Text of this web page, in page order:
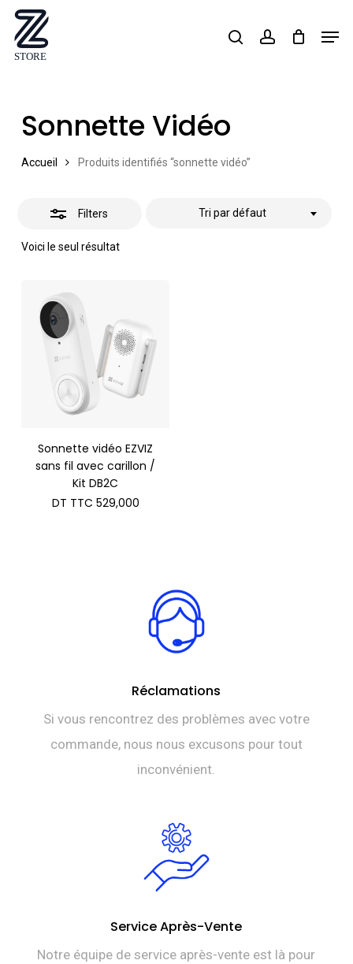
Skip
main
searchaccount
Sonnette Vidéo
Accueil Produits identifiés “sonnette vidéo”
Filters
Voici le seul résultat
Tri par défaut
Close
Sonnette vidéo EZVIZ
sans fil avec carillon /
Kit DB2C
DT TTC 529,000
Réclamations
Si vous rencontrez des problèmes avec votre
commande, nous nous excusons pour tout
inconvénient.
Service Après-Vente
Notre équipe de service après-vente est là pour